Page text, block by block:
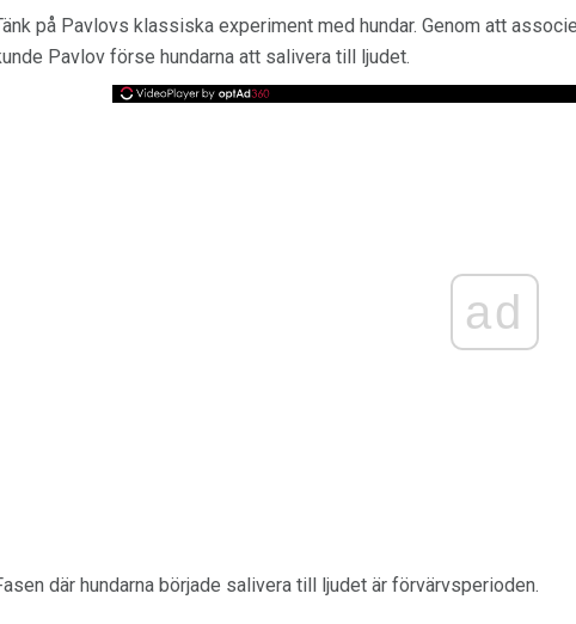
på Pavlovs klassiska experiment med hundar. Genom att
Pavlov förse hundarna att salivera till ljudet.
ad
där hundarna började salivera till ljudet är förvärvsperioden.